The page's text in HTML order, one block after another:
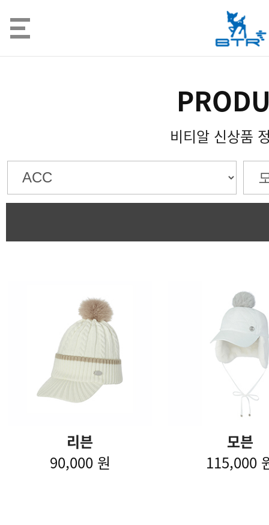
비티알 신상품
리븐
90,000 원
모븐
115,000